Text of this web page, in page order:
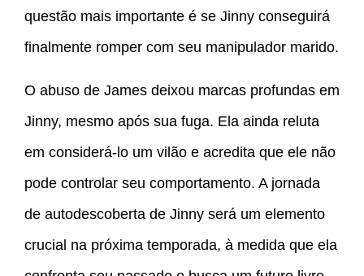
questão mais importante é se Jinny conseguirá
finalmente romper com seu manipulador marido.
O abuso de James deixou marcas profundas em
Jinny, mesmo após sua fuga. Ela ainda reluta
em considerá-lo um vilão e acredita que ele não
pode controlar seu comportamento. A jornada
de autodescoberta de Jinny será um elemento
crucial na próxima temporada, à medida que ela